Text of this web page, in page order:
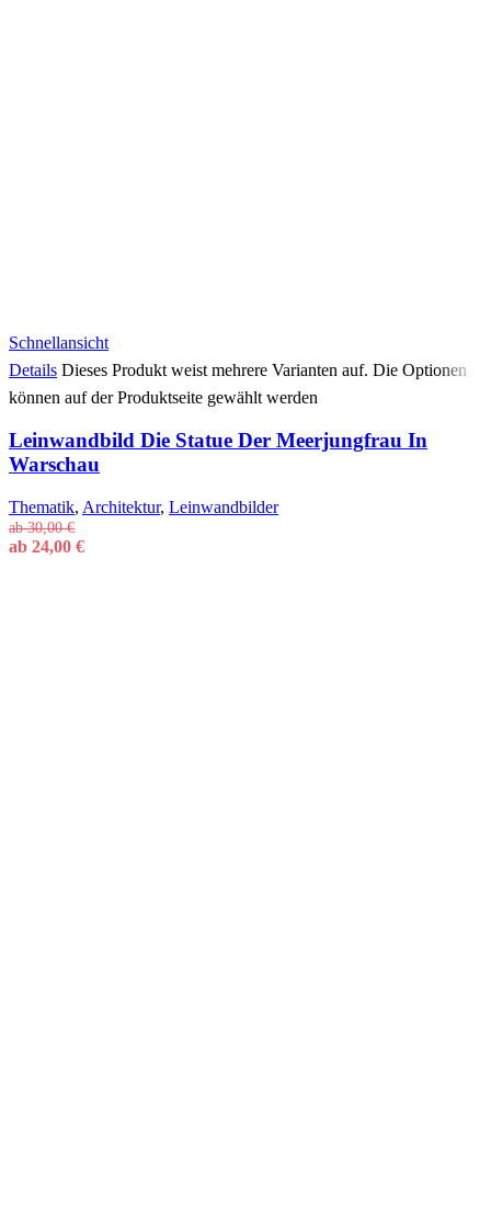
Schnellansicht
Details Dieses Produkt weist mehrere Varianten auf. Die Optionen
können auf der Produktseite gewählt werden
Leinwandbild Die Statue Der Meerjungfrau In
Warschau
Thematik, Architektur, Leinwandbilder
ab30,00€
ab 24,00 €